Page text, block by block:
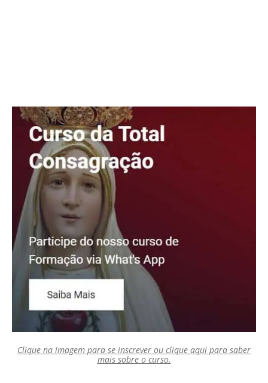
Clique na imagem para se inscrever ou clique aqui para saber
mais sobre o curso.